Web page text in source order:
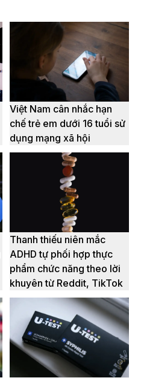
Việt Nam cân nhắc hạn
chế trẻ em dưới 16 tuổi sử
dụng mạng xã hội
Thanh thiếu niên mắc
ADHD tự phối hợp thực
phẩm chức năng theo lời
khuyên từ Reddit, TikTok